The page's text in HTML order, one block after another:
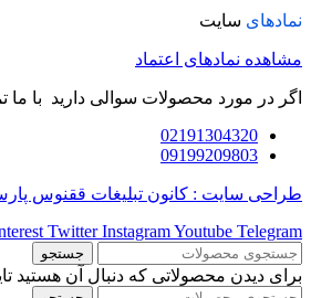
نمادهای سایت
مشاهده نمادهای اعتماد
اگر در مورد محصولات سوالی دارید با ما
02191304320
09199209803
طراحی سایت : کانون تبلیغات ققنوس
Twitter InstagramYoutube Telegram
جستجو
برای دیدن محصولاتی که دنبال آن هستید